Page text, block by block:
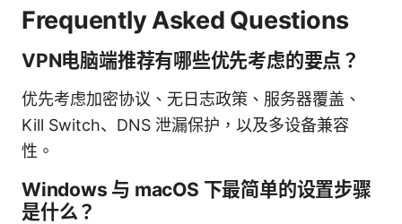
Frequently Asked Questions
VPN电脑端推荐有哪些优先考虑的要点？
优先考虑加密协议、无日志政策、服务器覆盖、
Kill Switch、DNS 泄漏保护，以及多设备兼容
性。
Windows 与 macOS 下最简单的设置步骤
是什么？